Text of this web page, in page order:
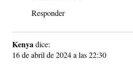
Responder
Kenya dice:
16 de abril de 2024 a las 22:30